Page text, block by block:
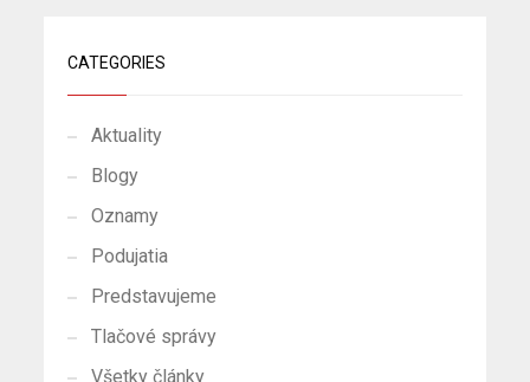
CATEGORIES
Aktuality
Blogy
Oznamy
Podujatia
Predstavujeme
Tlačové správy
Všetky články